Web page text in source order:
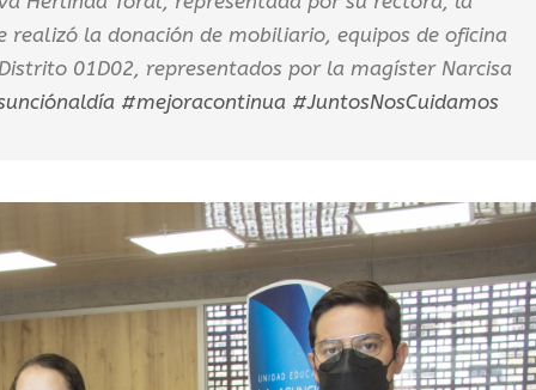
realizó la donación de mobiliario, equipos de oficina
01D02, representados por la magíster Narcisa
#mejoracontinua #JuntosNosCuidamos